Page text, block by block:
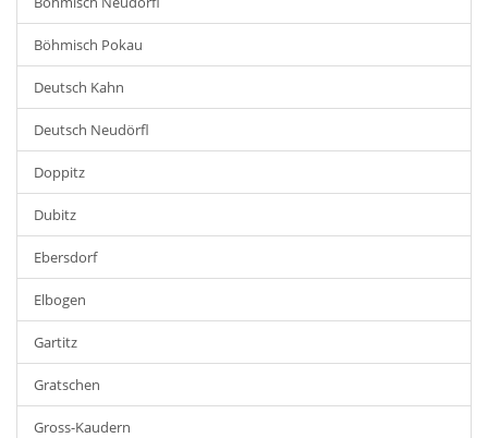
Böhmisch Pokau
Deutsch Kahn
Deutsch Neudörfl
Doppitz
Dubitz
Ebersdorf
Elbogen
Gartitz
Gratschen
Gross-Kaudern